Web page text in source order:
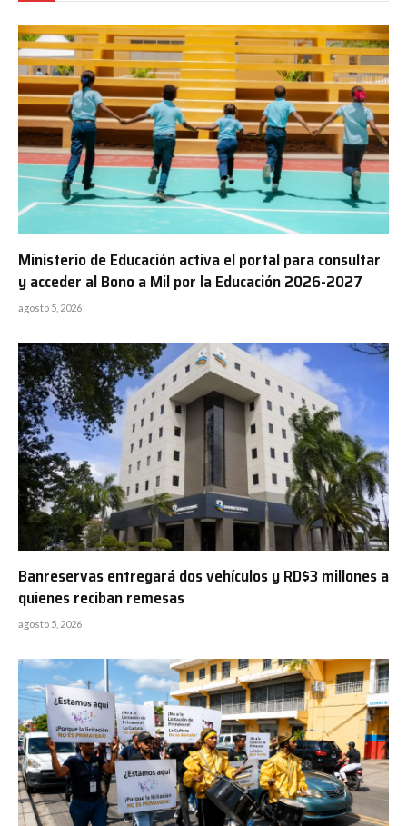
Ministerio de Educación activa el portal para consultar
y acceder al Bono a Mil por la Educación 2026-2027
agosto 5, 2026
Banreservas entregará dos vehículos y RD$3 millones a
quienes reciban remesas
agosto 5, 2026